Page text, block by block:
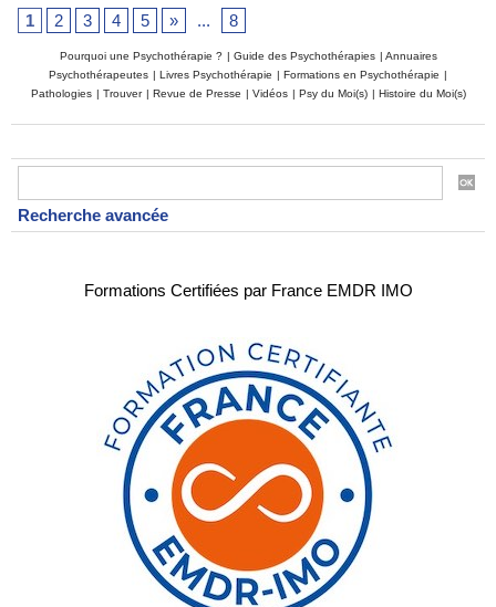
Recherche avancée
Formations Certifiées par France EMDR IMO
1
2 3 4 5 » ... 8
Pourquoi une Psychothérapie ? | Guide des Psychothérapies | Annuaires
Psychothérapeutes | Livres Psychothérapie | Formations en Psychothérapie |
Pathologies | Trouver | Revue de Presse | Vidéos | Psy du Moi(s) | Histoire du Moi(s)